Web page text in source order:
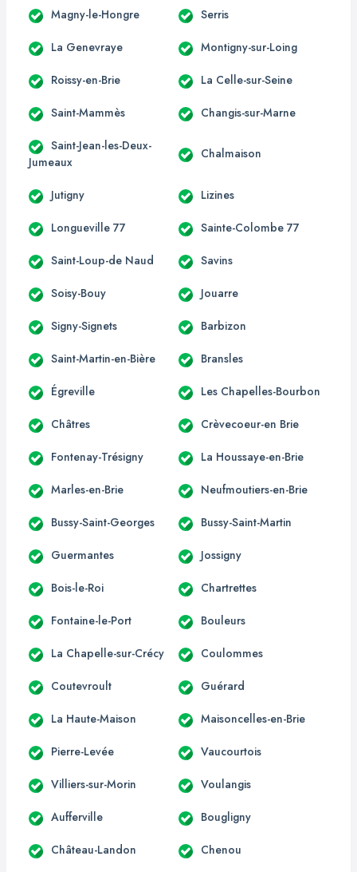
Magny-le-Hongre Serris
La Genevraye Montigny-sur-Loing
Roissy-en-Brie La Celle-sur-Seine
Saint-Mammès Changis-sur-Marne
Saint-Jean-les-Deux-
Jumeaux
Chalmaison
Jutigny Lizines
Longueville 77 Sainte-Colombe 77
Saint-Loup-de Naud Savins
Soisy-Bouy Jouarre
Signy-Signets Barbizon
Saint-Martin-en-Bière Bransles
Égreville Les Chapelles-Bourbon
Châtres Crèvecoeur-en Brie
Fontenay-Trésigny La Houssaye-en-Brie
Marles-en-Brie Neufmoutiers-en-Brie
Bussy-Saint-Georges Bussy-Saint-Martin
Guermantes Jossigny
Bois-le-Roi Chartrettes
Fontaine-le-Port Bouleurs
La Chapelle-sur-Crécy Coulommes
Coutevroult Guérard
La Haute-Maison Maisoncelles-en-Brie
Pierre-Levée Vaucourtois
Villiers-sur-Morin Voulangis
Aufferville Bougligny
Château-Landon Chenou